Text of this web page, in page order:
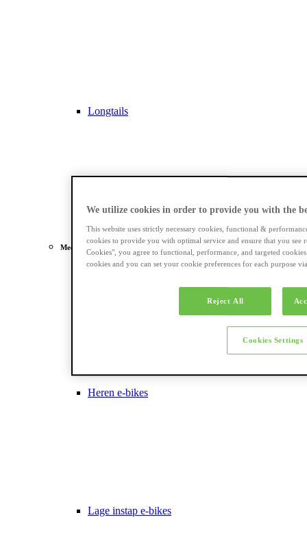
Longtails
Meest gezocht
Heren e-bikes
Lage instap e-bikes
We utilize cookies in order to provide you with the
This website uses strictly necessary cookies, functional &
cookies to provide you with optimal service and ensure that you
Cookies", you agree to functional, performance, and targeted
cookies and you can set your cookie preferences for each purpose
Reject All
Cookies Settings